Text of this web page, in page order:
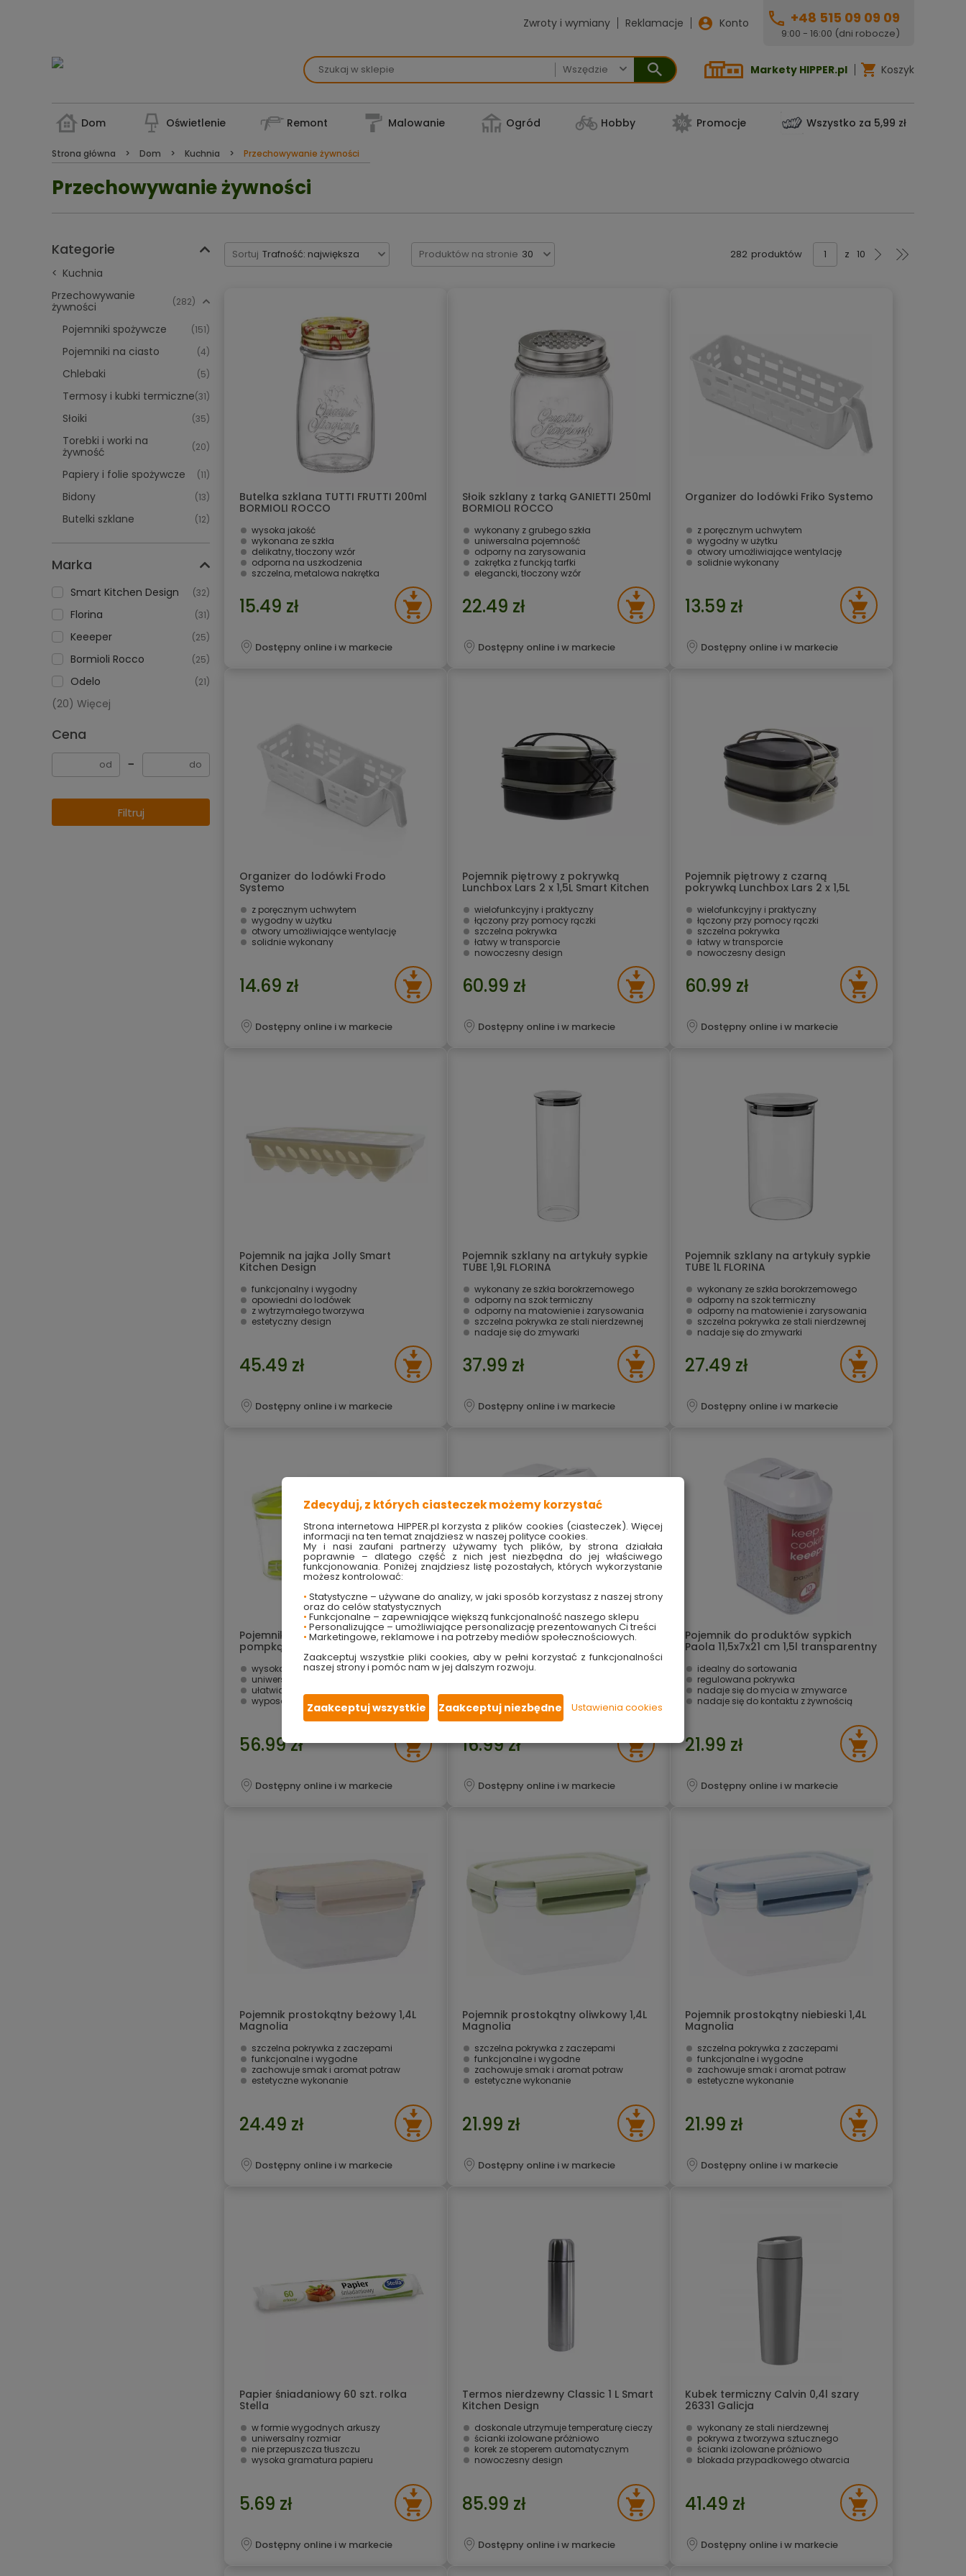
Zwroty i wymiany Reklamacje Konto +48 515 09 09 09
9:00 - 16:00 (dni robocze)
 Markety HIPPER.pl Koszyk
Dom Oświetlenie Remont Malowanie Ogród Hobby Promocje Wszystko za 5,99 zł
Strona główna Dom Kuchnia Przechowywanie żywności
Przechowywanie żywności
Kategorie
Kuchnia
Przechowywanie
żywności
(282)
Pojemniki spożywcze (151)
Pojemniki na ciasto (4)
Chlebaki (5)
Termosy i kubki termiczne(31)
Słoiki (35)
Torebki i worki na
żywność
(20)
Papiery i folie spożywcze (11)
Bidony (13)
Butelki szklane (12)
Marka
Smart Kitchen Design (32)
Florina (31)
Keeeper (25)
Bormioli Rocco (25)
Odelo (21)
(20) Więcej
Cena
−
Filtruj
Sortuj Trafność: największa Produktów na stronie 30 282 produktów z 10
Butelka szklana TUTTI FRUTTI 200ml
BORMIOLI ROCCO
wysoka jakość
wykonana ze szkła
delikatny, tłoczony wzór
odporna na uszkodzenia
szczelna, metalowa nakrętka
15.49 zł
Dostępny online i w markecie
Słoik szklany z tarką GANIETTI 250ml
BORMIOLI ROCCO
wykonany z grubego szkła
uniwersalna pojemność
odporny na zarysowania
zakrętka z funckją tarfki
elegancki, tłoczony wzór
22.49 zł
Dostępny online i w markecie
Organizer do lodówki Friko Systemo
z poręcznym uchwytem
wygodny w użytku
otwory umożliwiające wentylację
solidnie wykonany
13.59 zł
Dostępny online i w markecie
Organizer do lodówki Frodo
Systemo
z poręcznym uchwytem
wygodny w użytku
otwory umożliwiające wentylację
solidnie wykonany
14.69 zł
Dostępny online i w markecie
Pojemnik piętrowy z pokrywką
Lunchbox Lars 2 x 1,5L Smart Kitchen
wielofunkcyjny i praktyczny
łączony przy pomocy rączki
szczelna pokrywka
łatwy w transporcie
nowoczesny design
60.99 zł
Dostępny online i w markecie
Pojemnik piętrowy z czarną
pokrywką Lunchbox Lars 2 x 1,5L
wielofunkcyjny i praktyczny
łączony przy pomocy rączki
szczelna pokrywka
łatwy w transporcie
nowoczesny design
60.99 zł
Dostępny online i w markecie
Pojemnik na jajka Jolly Smart
Kitchen Design
funkcjonalny i wygodny
opowiedni do lodówek
z wytrzymałego tworzywa
estetyczny design
45.49 zł
Dostępny online i w markecie
Pojemnik szklany na artykuły sypkie
TUBE 1,9L FLORINA
wykonany ze szkła borokrzemowego
odporny na szok termiczny
odporny na matowienie i zarysowania
szczelna pokrywka ze stali nierdzewnej
nadaje się do zmywarki
37.99 zł
Dostępny online i w markecie
Pojemnik szklany na artykuły sypkie
TUBE 1L FLORINA
wykonany ze szkła borokrzemowego
odporny na szok termiczny
odporny na matowienie i zarysowania
szczelna pokrywka ze stali nierdzewnej
nadaje się do zmywarki
27.49 zł
Dostępny online i w markecie
Pojemnik próżniowy na żywność z
pompką zielony SeeYoo
wysoka jakość
uniwersalny pojemnik
ułatwia przechowywanie produktów spożywczych
wyposażony w uszczelkę
56.99 zł
Dostępny online i w markecie
Pojemnik do produktów sypkich
Paola 10,5x5,5x17 cm 0,75l
transparentny Keeeper
idealny do sortowania
nadaje się do kontaktu z żywnością
16.99 zł
Dostępny online i w markecie
Pojemnik do produktów sypkich
Paola 11,5x7x21 cm 1,5l transparentny
idealny do sortowania
regulowana pokrywka
nadaje się do mycia w zmywarce
nadaje się do kontaktu z żywnością
21.99 zł
Dostępny online i w markecie
Pojemnik prostokątny beżowy 1,4L
Magnolia
szczelna pokrywka z zaczepami
funkcjonalne i wygodne
zachowuje smak i aromat potraw
estetyczne wykonanie
24.49 zł
Dostępny online i w markecie
Pojemnik prostokątny oliwkowy 1,4L
Magnolia
szczelna pokrywka z zaczepami
funkcjonalne i wygodne
zachowuje smak i aromat potraw
estetyczne wykonanie
21.99 zł
Dostępny online i w markecie
Pojemnik prostokątny niebieski 1,4L
Magnolia
szczelna pokrywka z zaczepami
funkcjonalne i wygodne
zachowuje smak i aromat potraw
estetyczne wykonanie
21.99 zł
Dostępny online i w markecie
Papier śniadaniowy 60 szt. rolka
Stella
w formie wygodnych arkuszy
uniwersalny rozmiar
nie przepuszcza tłuszczu
wysoka gramatura papieru
5.69 zł
Dostępny online i w markecie
Termos nierdzewny Classic 1 L Smart
Kitchen Design
doskonale utrzymuje temperaturę cieczy
ścianki izolowane próżniowo
korek ze stoperem automatycznym
nowoczesny design
85.99 zł
Dostępny online i w markecie
Kubek termiczny Calvin 0,4l szary
26331 Galicja
wykonany ze stali nierdzewnej
pokrywa z tworzywa sztucznego
ścianki izolowane próżniowo
blokada przypadkowego otwarcia
41.49 zł
Dostępny online i w markecie
Zdecyduj, z których ciasteczek możemy korzystać
Strona internetowa HIPPER.pl korzysta z plików cookies (ciasteczek). Więcej
informacji na ten temat znajdziesz w naszej polityce cookies.
My i nasi zaufani partnerzy używamy tych plików, by strona działała
poprawnie – dlatego część z nich jest niezbędna do jej właściwego
funkcjonowania. Poniżej znajdziesz listę pozostałych, których wykorzystanie
możesz kontrolować:
• Statystyczne – używane do analizy, w jaki sposób korzystasz z naszej strony
oraz do celów statystycznych
• Funkcjonalne – zapewniające większą funkcjonalność naszego sklepu
• Personalizujące – umożliwiające personalizację prezentowanych Ci treści
• Marketingowe, reklamowe i na potrzeby mediów społecznościowych.
Zaakceptuj wszystkie pliki cookies, aby w pełni korzystać z funkcjonalności
naszej strony i pomóc nam w jej dalszym rozwoju.
Zaakceptuj wszystkie Zaakceptuj niezbędne Ustawienia cookies